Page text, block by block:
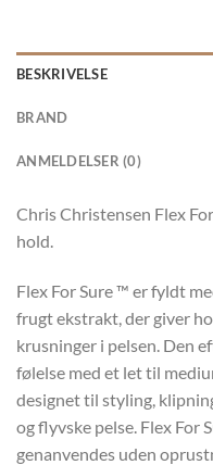
BESKRIVELSE
BRAND
ANMELDELSER (0)
Chris Christensen Flex
hold.
Flex For Sure ™ er fyldt
frugt ekstrakt, der giver
krusninger i pelsen. Den
følelse med et let til
designet til styling,
og flyvske pelse. Flex For
genanvendes uden